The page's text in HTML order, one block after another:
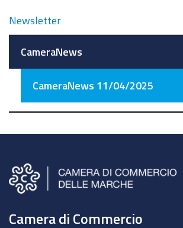
Newsletter
CameraNews
CameraNews 11/04/2025
Camera di Commercio